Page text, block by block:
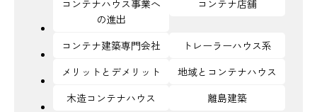
コンテナハウス事業へ
の進出
コンテナ店舗
コンテナ建築専門会社
トレーラーハウス系
メリットとデメリット
地域とコンテナハウス
木造コンテナハウス
離島建築